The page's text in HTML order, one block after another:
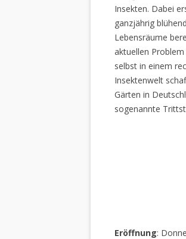
Insekten. Dabei
ganzjährig
Lebensräume
aktuellen
selbst in einem
Insektenwelt
Gärten in
sogenannte
Eröffnung: